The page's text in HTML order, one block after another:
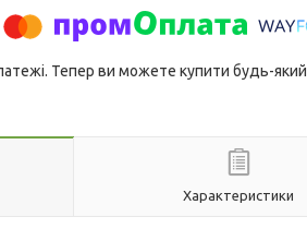
Тепер ви можете купити будь-
Характеристики